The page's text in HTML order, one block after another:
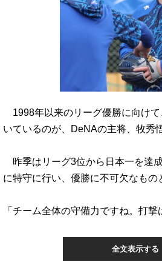
1998年以来のリーグ優勝に向け
いているのが、DeNAの主将、牧秀
昨季はリーグ3位から日本一を達
に特守に行い、優勝に不可欠なもの
「チーム全体の守備力ですね。打
全文表示する